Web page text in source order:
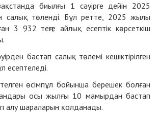
биылғы 1 сәуірге дейін 2025
салық төленді. Бұл ретте, 2025 жылы
3 932 теңге айлық есептік көрсеткіш
бастап салық төлемі кешіктірілген
есептеледі.
өсімпұл бойынша берешек болған
осы жылғы 10 мамырдан бастап
алу шараларын қолданады.